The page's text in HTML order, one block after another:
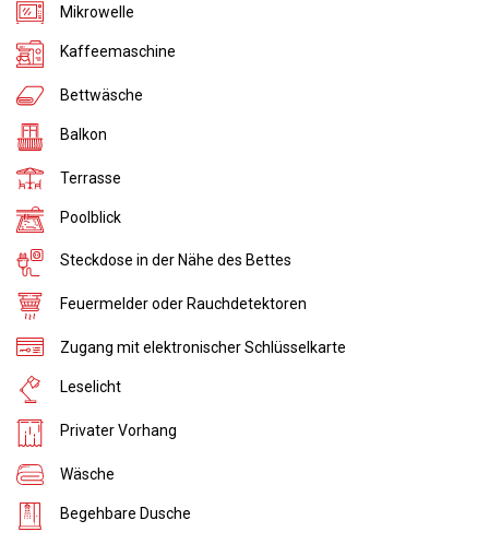
Mikrowelle
Kaffeemaschine
Bettwäsche
Balkon
Terrasse
Poolblick
Steckdose in der Nähe des Bettes
Feuermelder oder Rauchdetektoren
Zugang mit elektronischer Schlüsselkarte
Leselicht
Privater Vorhang
Wäsche
Begehbare Dusche